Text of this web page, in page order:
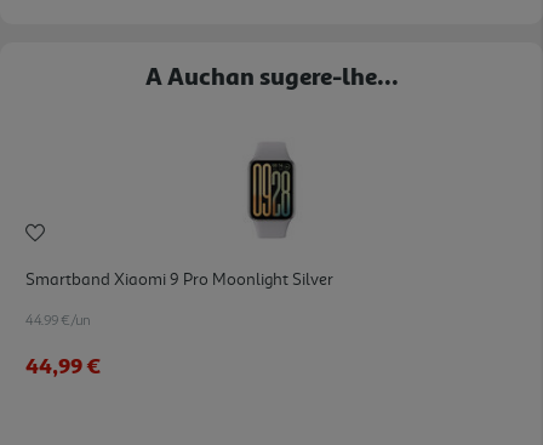
A Auchan sugere-lhe...
Smartband Xiaomi 9 Pro Moonlight Silver
44.99 €/un
44,99 €